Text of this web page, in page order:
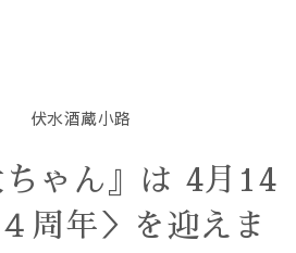
伏水酒蔵小路
ちゃん』は 4月14
周年＞を迎えま